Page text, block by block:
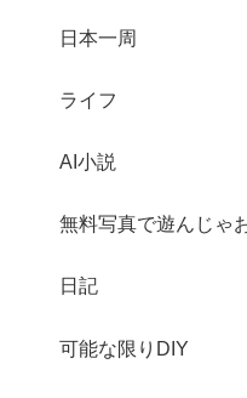
日本一周
ライフ
AI小説
無料写真で遊んじゃ
日記
可能な限りDIY